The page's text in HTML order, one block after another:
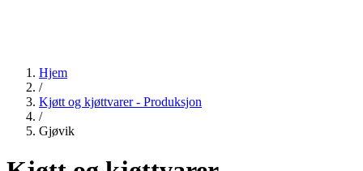
Hjem
/
Kjøtt og kjøttvarer - Produksjon
/
Gjøvik